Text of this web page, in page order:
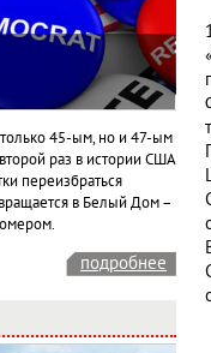
45-ым, но и 47-ым
раз в истории США
переизбраться
в Белый Дом –
подробнее